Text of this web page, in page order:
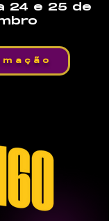
24 e 25 de